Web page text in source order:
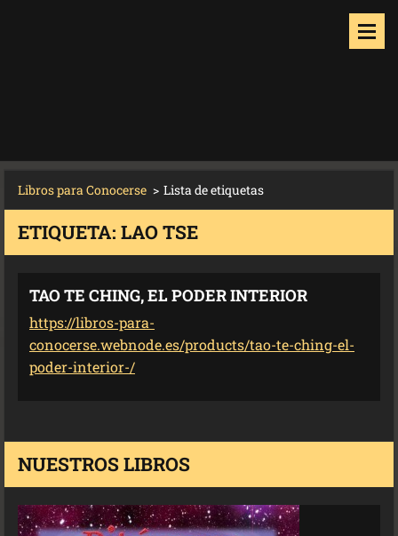
Libros para Conocerse > Lista de etiquetas
ETIQUETA: LAO TSE
TAO TE CHING, EL PODER INTERIOR
https://libros-para-
conocerse.webnode.es/products/tao-te-ching-el-
poder-interior-/
NUESTROS LIBROS